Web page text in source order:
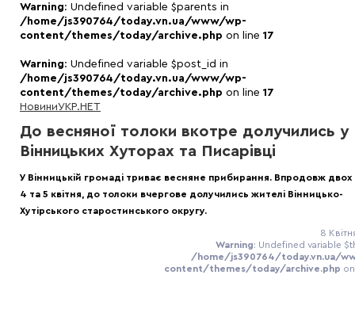
Warning: Undefined variable $parents in
/home/js390764/today.vn.ua/www/wp-
content/themes/today/archive.php on line 17
Warning: Undefined variable $post_id in
/home/js390764/today.vn.ua/www/wp-
content/themes/today/archive.php on line 17
НовиниУКР.НЕТ
До весняної толоки вкотре долучились у
Вінницьких Хуторах та Писарівці
У Вінницькій громаді триває весняне прибирання. Впродовж двох
4 та 5 квітня, до толоки вчергове долучились жителі Вінницько-
Хутірського старостинського округу.
8
Warning: Undefined variable
/home/js390764/today.vn.ua/
content/themes/today/archive.php